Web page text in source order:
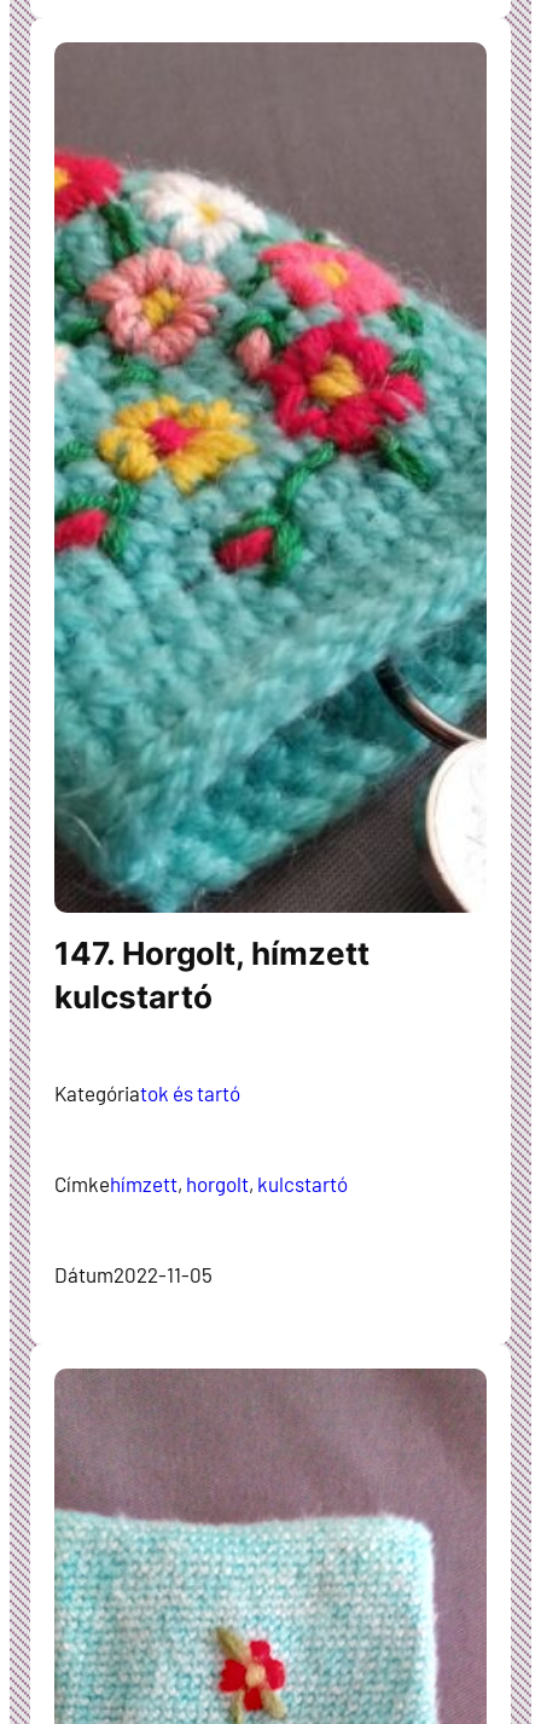
147. Horgolt, hímzett
kulcstartó
Kategóriatok és tartó
Címkehímzett, horgolt, kulcstartó
Dátum2022-11-05